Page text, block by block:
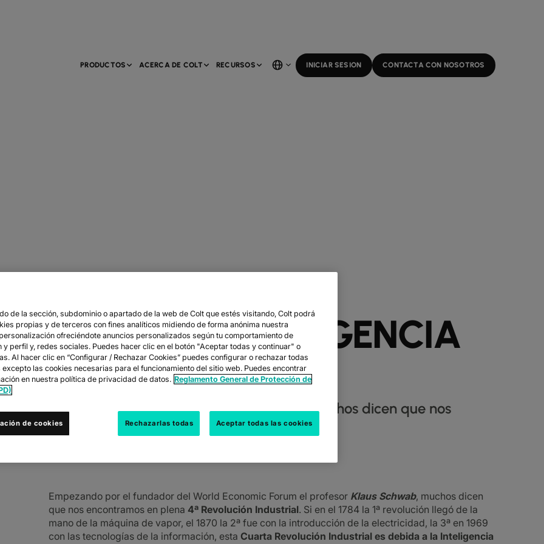
PRODUCTOS ACERCA DE COLT RECURSOS INICIAR SESION CONTACTA CON NOSOTROS
DE LA INTELIGENCIA
LAS EMPRESAS
Economic Forum el profesor Klaus Schwab, muchos dicen que nos
Industrial.
Empezando por el fundador del World Economic Forum el profesor Klaus Schwab, muchos dicen
que nos encontramos en plena 4ª Revolución Industrial. Si en el 1784 la 1ª revolución llegó de la
mano de la máquina de vapor, el 1870 la 2ª fue con la introducción de la electricidad, la 3ª en 1969
con las tecnologías de la información, esta Cuarta Revolución Industrial es debida a la Inteligencia
de la sección, subdominio o apartado de la web de Colt que estés visitando, Colt podrá
propias y de terceros con fines analíticos midiendo de forma anónima nuestra
ofreciéndote anuncios personalizados según tu comportamiento de
y perfil y, redes sociales. Puedes hacer clic en el botón "Aceptar todas y continuar" o
Al hacer clic en “Configurar / Rechazar Cookies” puedes configurar o rechazar todas
excepto las cookies necesarias para el funcionamiento del sitio web. Puedes encontrar
en nuestra política de privacidad de datos. Reglamento General de Protección de
de cookies Rechazarlas todas Aceptar todas las cookies